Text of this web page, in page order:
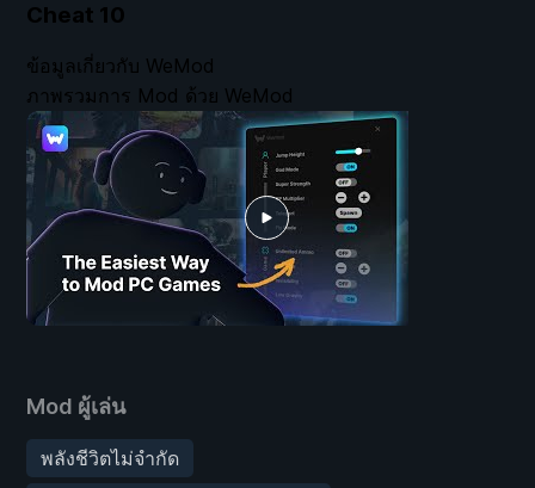
Cheat 10
Mod ผู้เล่น
พลังชีวิตไม่จำกัด
ข้อมูลเกี่ยวกับ WeMod
ภาพรวมการ Mod ด้วย WeMod